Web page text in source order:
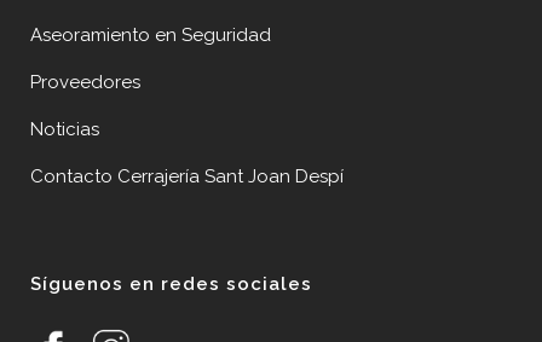
Aseoramiento en Seguridad
Proveedores
Noticias
Contacto Cerrajería Sant Joan Despí
Síguenos en redes sociales